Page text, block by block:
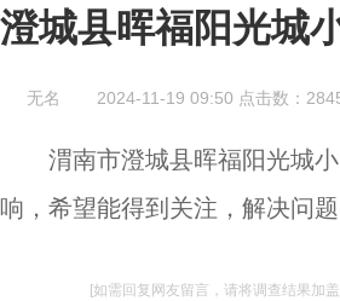
澄城县晖福阳光城
无名 2024-11-19 09:50 点击数：
渭南市澄城县晖福阳光城
响，希望能得到关注，解决问题
[如需回复网友留言，请将调查结果